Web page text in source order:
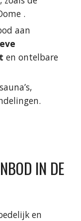
.
aan
en ontelbare
IN DE
en